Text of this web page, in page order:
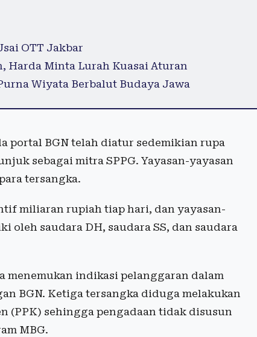
OTT Jakbar
Harda Minta Lurah Kuasai Aturan
Wiyata Berbalut Budaya Jawa
portal BGN telah diatur sedemikian rupa
sebagai mitra SPPG. Yayasan-yayasan
tersangka.
miliaran rupiah tiap hari, dan yayasan-
saudara DH, saudara SS, dan saudara
indikasi pelanggaran dalam
BGN. Ketiga tersangka diduga melakukan
(PPK) sehingga pengadaan tidak disusun
MBG.